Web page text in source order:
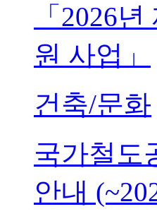
「2026
원 사업」
건축/문화
국가철도
안내